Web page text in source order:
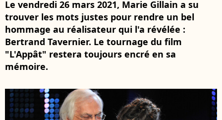
Le vendredi 26 mars 2021, Marie Gillain a su
trouver les mots justes pour rendre un bel
hommage au réalisateur qui l'a révélée :
Bertrand Tavernier. Le tournage du film
"L'Appât" restera toujours encré en sa
mémoire.